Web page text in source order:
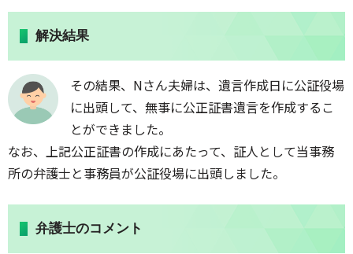
解決結果
その結果、Nさん夫婦は、遺言作成日に公証役場
に出頭して、無事に公正証書遺言を作成するこ
とができました。
なお、上記公正証書の作成にあたって、証人として当事務
所の弁護士と事務員が公証役場に出頭しました。
弁護士のコメント